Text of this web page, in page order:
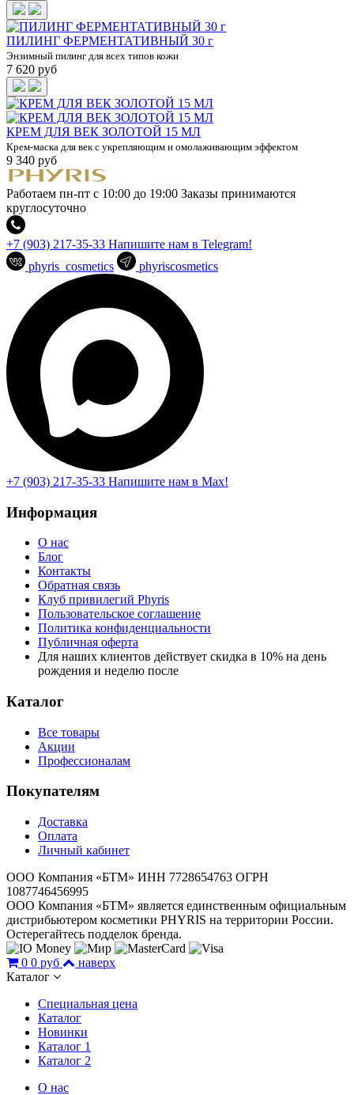
ПИЛИНГ ФЕРМЕНТАТИВНЫЙ 30 г
Энзимный пилинг для всех типов кожи
7 620 руб
КРЕМ ДЛЯ ВЕК ЗОЛОТОЙ 15 МЛ
Крем-маска для век с укрепляющим и омолаживающим эффектом
9 340 руб
Работаем пн-пт с 10:00 до 19:00 Заказы принимаются
круглосуточно
+7 (903) 217-35-33 Напишите нам в Telegram!
phyris_cosmetics
phyriscosmetics
+7 (903) 217-35-33 Напишите нам в Max!
Информация
О нас
Блог
Контакты
Обратная связь
Клуб привилегий Phyris
Пользовательское соглашение
Политика конфиденциальности
Публичная оферта
Для наших клиентов действует скидка в 10% на день
рождения и неделю после
Каталог
Все товары
Акции
Профессионалам
Покупателям
Доставка
Оплата
Личный кабинет
ООО Компания «БТМ» ИНН 7728654763 ОГРН
1087746456995
ООО Компания «БТМ» является единственным официальным
дистрибьютером косметики PHYRIS на территории России.
Остерегайтесь подделок бренда.
0 0 руб
наверх
Каталог
Специальная цена
Каталог
Новинки
Каталог 1
Каталог 2
О нас